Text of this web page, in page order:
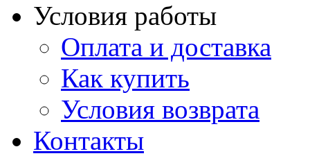
Условия работы
Оплата и доставка
Как купить
Условия возврата
Контакты